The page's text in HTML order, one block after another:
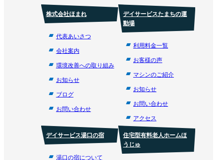
株式会社ほまれ
代表あいさつ
会社案内
環境改善への取り組み
お知らせ
ブログ
お問い合わせ
デイサービスたまちの運
動場
利用料金一覧
お客様の声
マシンのご紹介
お知らせ
お問い合わせ
アクセス
デイサービス湯口の宿
湯口の宿について
住宅型有料老人ホームほ
うじゅ